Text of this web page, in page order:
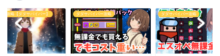
ト攻略【ダダサバイバー】 ダダサバイバー攻略 ダダサバイバー攻略